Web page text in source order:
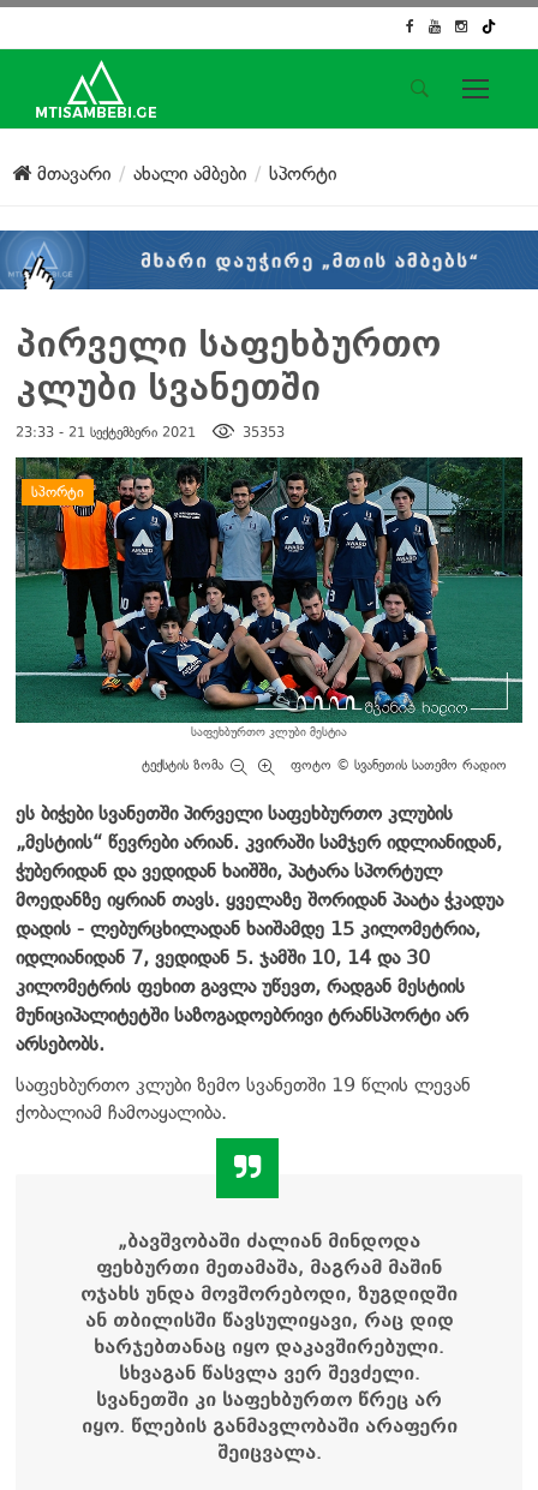
საიტის მენიუ
მთავარი
ქართული საქმე
კონტაქტი
სოციალური ქსელები
მთავარი ახალი ამბები სპორტი
პირველი საფეხბურთო
კლუბი სვანეთში
23:33 - 21 სექტემბერი 2021 35353
დატოვე კომენტარი
ᲡᲞᲝᲠᲢᲘ
საფეხბურთო კლუბი მესტია
ტექსტის ზომა ფოტო © სვანეთის სათემო რადიო
ეს ბიჭები სვანეთში პირველი საფეხბურთო კლუბის
„მესტიის“ წევრები არიან. კვირაში სამჯერ იდლიანიდან,
ჭუბერიდან და ვედიდან ხაიშში, პატარა სპორტულ
მოედანზე იყრიან თავს. ყველაზე შორიდან პაატა ჭკადუა
დადის - ლებურცხილადან ხაიშამდე 15 კილომეტრია,
იდლიანიდან 7, ვედიდან 5. ჯამში 10, 14 და 30
კილომეტრის ფეხით გავლა უწევთ, რადგან მესტიის
მუნიციპალიტეტში საზოგადოებრივი ტრანსპორტი არ
არსებობს.
საფეხბურთო კლუბი ზემო სვანეთში 19 წლის ლევან
ქობალიამ ჩამოაყალიბა.
„ბავშვობაში ძალიან მინდოდა
ფეხბურთი მეთამაშა, მაგრამ მაშინ
ოჯახს უნდა მოვშორებოდი, ზუგდიდში
ან თბილისში წავსულიყავი, რაც დიდ
ხარჯებთანაც იყო დაკავშირებული.
სხვაგან წასვლა ვერ შევძელი.
სვანეთში კი საფეხბურთო წრეც არ
იყო. წლების განმავლობაში არაფერი
შეიცვალა.